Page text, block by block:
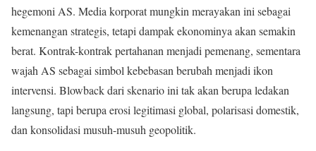
hegemoni AS. Media korporat mungkin merayakan ini sebagai
kemenangan strategis, tetapi dampak ekonominya akan semakin
berat. Kontrak-kontrak pertahanan menjadi pemenang, sementara
wajah AS sebagai simbol kebebasan berubah menjadi ikon
intervensi. Blowback dari skenario ini tak akan berupa ledakan
langsung, tapi berupa erosi legitimasi global, polarisasi domestik,
dan konsolidasi musuh-musuh geopolitik.